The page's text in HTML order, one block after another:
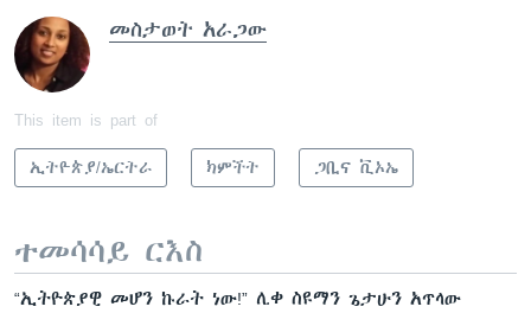
መስታወት አራጋው
This item is part of
ኢትዮጵያ/ኤርትራ ክምችት ጋቢና ቪኦኤ
ተመሳሳይ ርእስ
“ኢትዮጵያዊ መሆን ኩራት ነው!” ሊቀ ስዩማን ጌታሁን አጥላው